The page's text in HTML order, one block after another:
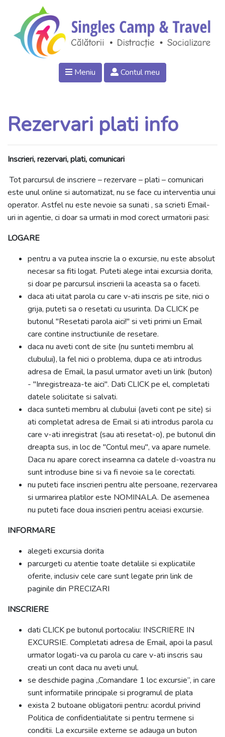
Meniu Contul meu
Rezervari plati info
Inscrieri, rezervari, plati, comunicari
Tot parcursul de inscriere – rezervare – plati – comunicari
este unul online si automatizat, nu se face cu interventia unui
operator. Astfel nu este nevoie sa sunati , sa scrieti Email-
uri in agentie, ci doar sa urmati in mod corect urmatorii pasi:
LOGARE
pentru a va putea inscrie la o excursie, nu este absolut
necesar sa fiti logat. Puteti alege intai excursia dorita,
si doar pe parcursul inscrierii la aceasta sa o faceti.
daca ati uitat parola cu care v-ati inscris pe site, nici o
grija, puteti sa o resetati cu usurinta. Da CLICK pe
butonul "Resetati parola aici!" si veti primi un Email
care contine instructiunile de resetare.
daca nu aveti cont de site (nu sunteti membru al
clubului), la fel nici o problema, dupa ce ati introdus
adresa de Email, la pasul urmator aveti un link (buton)
- "Inregistreaza-te aici". Dati CLICK pe el, completati
datele solicitate si salvati.
daca sunteti membru al clubului (aveti cont pe site) si
ati completat adresa de Email si ati introdus parola cu
care v-ati inregistrat (sau ati resetat-o), pe butonul din
dreapta sus, in loc de "Contul meu", va apare numele.
Daca nu apare corect inseamna ca datele d-voastra nu
sunt introduse bine si va fi nevoie sa le corectati.
nu puteti face inscrieri pentru alte persoane, rezervarea
si urmarirea platilor este NOMINALA. De asemenea
nu puteti face doua inscrieri pentru aceiasi excursie.
INFORMARE
alegeti excursia dorita
parcurgeti cu atentie toate detaliile si explicatiile
oferite, inclusiv cele care sunt legate prin link de
paginile din PRECIZARI
INSCRIERE
dati CLICK pe butonul portocaliu: INSCRIERE IN
EXCURSIE. Completati adresa de Email, apoi la pasul
urmator logati-va cu parola cu care v-ati inscris sau
creati un cont daca nu aveti unul.
se deschide pagina „Comandare 1 loc excursie”, in care
sunt informatiile principale si programul de plata
exista 2 butoane obligatorii pentru: acordul privind
Politica de confidentialitate si pentru termene si
conditii. La excursiile externe se adauga un buton